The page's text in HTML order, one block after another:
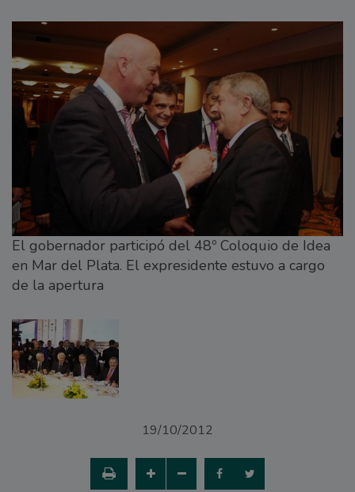
El gobernador participó del 48º Coloquio de Idea
en Mar del Plata. El expresidente estuvo a cargo
de la apertura
19/10/2012